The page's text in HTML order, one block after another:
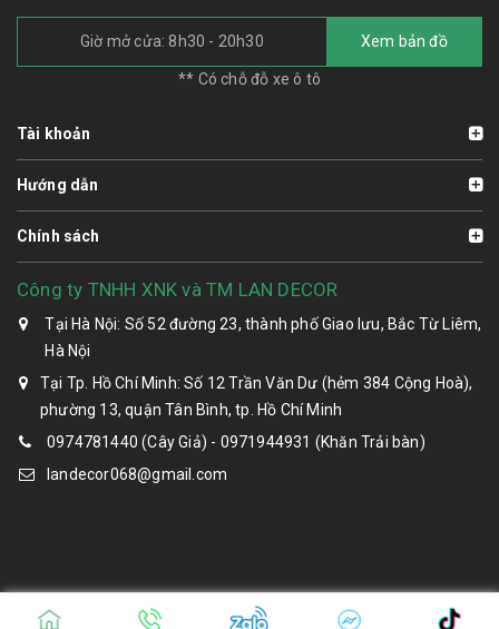
Giờ mở cửa: 8h30 - 20h30 Xem bản đồ
** Có chỗ đỗ xe ô tô
Tài khoản
Hướng dẫn
Chính sách
Công ty TNHH XNK và TM LAN DECOR
Tại Hà Nội: Số 52 đường 23, thành phố Giao lưu, Bắc Từ Liêm,
Hà Nội
Tại Tp. Hồ Chí Minh: Số 12 Trần Văn Dư (hẻm 384 Cộng Hoà),
phường 13, quận Tân Bình, tp. Hồ Chí Minh
0974781440 (Cây Giả) - 0971944931 (Khăn Trải bàn)
landecor068@gmail.com